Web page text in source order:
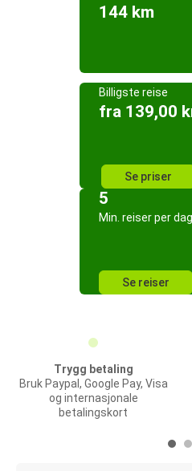
144 km
Billigste reise
fra 139,00
Se priser
5
Min. reiser per dag
Se reiser
Trygg betaling
Bruk Paypal, Google Pay, Visa
og internasjonale
betalingskort